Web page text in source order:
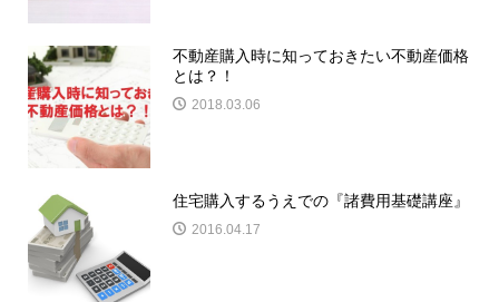
不動産購入時に知っておきたい不動産価格
とは？！
2018.03.06
住宅購入するうえでの『諸費用基礎講座』
2016.04.17